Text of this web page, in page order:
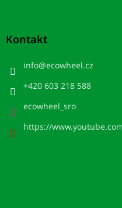
Kontakt
info@ecowheel.cz
+420 603 218 588
ecowheel_sro
https://